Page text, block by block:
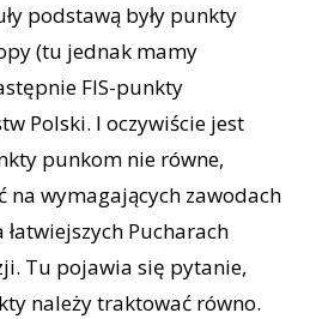
podstawą były punkty
(tu jednak mamy
FIS-punkty
Polski. I oczywiście jest
punkom nie równe,
na wymagających zawodach
Pucharach
Tu pojawia się pytanie,
należy traktować równo.